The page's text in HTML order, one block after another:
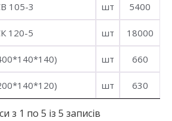
105-3 шт 5400
120-5 шт 18000
шт 660
шт 630
з 1 по 5 із 5 записів